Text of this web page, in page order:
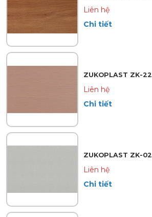
Liên hệ
Chi tiết
ZUKOPLAST ZK-22
Liên hệ
Chi tiết
ZUKOPLAST ZK-02
Liên hệ
Chi tiết